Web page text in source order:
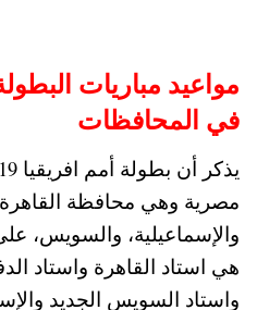
مواعيد مباريات
في المحافظات
مصرية وهي محافظة
هي استاد القاهرة واستاد
واستاد السويس الجديد